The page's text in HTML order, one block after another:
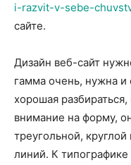
i-razvit-v-sebe-
сайте.
Дизайн веб-сайт
гамма очень, нужна и
хорошая
внимание на форму,
треугольной,
линий. К типографике